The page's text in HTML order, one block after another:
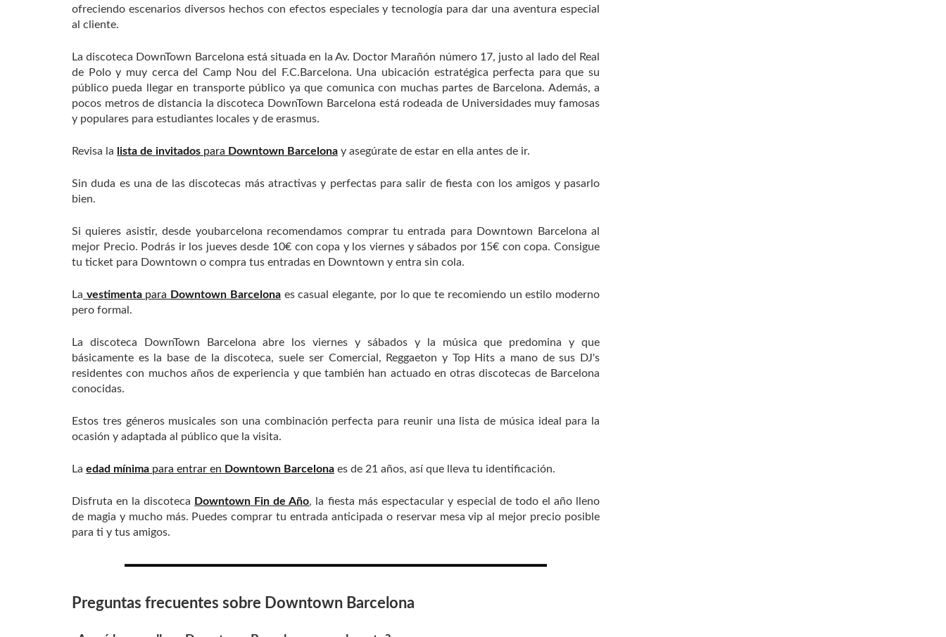
ofreciendo escenarios diversos hechos con efectos especiales y tecnología para dar una aventura especial
al cliente.
La discoteca DownTown Barcelona está situada en la Av. Doctor Marañón número 17, justo al lado del Real
de Polo y muy cerca del Camp Nou del F.C.Barcelona. Una ubicación estratégica perfecta para que su
público pueda llegar en transporte público ya que comunica con muchas partes de Barcelona. Además, a
pocos metros de distancia la discoteca DownTown Barcelona está rodeada de Universidades muy famosas
y populares para estudiantes locales y de erasmus.
Revisa la lista de invitados para Downtown Barcelona y asegúrate de estar en ella antes de ir.
Sin duda es una de las discotecas más atractivas y perfectas para salir de fiesta con los amigos y pasarlo
bien.
Si quieres asistir, desde youbarcelona recomendamos comprar tu entrada para Downtown Barcelona al
mejor Precio. Podrás ir los jueves desde 10€ con copa y los viernes y sábados por 15€ con copa. Consigue
tu ticket para Downtown o compra tus entradas en Downtown y entra sin cola.
La vestimentapara Downtown Barcelonaes casual elegante, por lo que te recomiendo un estilo moderno
pero formal.
La discoteca DownTown Barcelona abre los viernes y sábados y la música que predomina y que
básicamente es la base de la discoteca, suele ser Comercial, Reggaeton y Top Hits a mano de sus DJ's
residentes con muchos años de experiencia y que también han actuado en otras discotecas de Barcelona
conocidas.
Estos tres géneros musicales son una combinación perfecta para reunir una lista de música ideal para la
ocasión y adaptada al público que la visita.
La edad mínima para entrar en Downtown Barcelona es de 21 años, así que lleva tu identificación.
Disfruta en la discoteca Downtown Fin de Año, la fiesta más espectacular y especial de todo el año lleno
de magia y mucho más. Puedes comprar tu entrada anticipada o reservar mesa vip al mejor precio posible
para ti y tus amigos.
Preguntas frecuentes sobre Downtown Barcelona